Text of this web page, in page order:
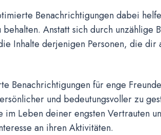
Benachrichtigungen dabei
Anstatt sich durch unzählige
Inhalte derjenigen Personen, die dir
Benachrichtigungen für enge
und bedeutungsvoller zu
im Leben deiner engsten Vertrauten
an ihren Aktivitäten.